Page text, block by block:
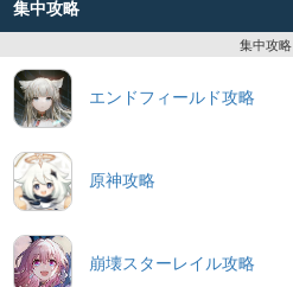
集中攻略
集中攻略
エンドフィールド攻略
原神攻略
崩壊スターレイル攻略